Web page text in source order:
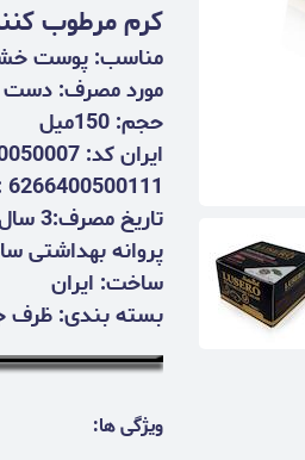
کرم مرطوب
مناسب: پوست
مورد مصرف:
حجم: 150میل
ایران کد: 2162314640050007
6266400500111
تاریخ مصرف:3 سال
پروانه بهداشتی
ساخت: ایران
بسته بندی: ظرف
ویژگی ها: